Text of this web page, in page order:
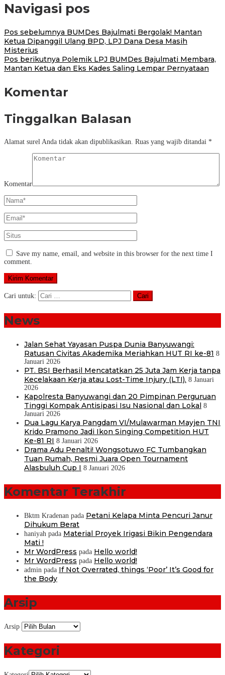
Navigasi pos
Pos sebelumnya BUMDes Bajulmati Bergolak! Mantan
Ketua Dipanggil Ulang BPD, LPJ Dana Desa Masih
Misterius
Pos berikutnya Polemik LPJ BUMDes Bajulmati Membara,
Mantan Ketua dan Eks Kades Saling Lempar Pernyataan
Komentar
Tinggalkan Balasan
Alamat surel Anda tidak akan dipublikasikan. Ruas yang wajib ditandai *
Komentar
Save my name, email, and website in this browser for the next time I
comment.
Cari untuk:
News
Jalan Sehat Yayasan Puspa Dunia Banyuwangi:
Ratusan Civitas Akademika Meriahkan HUT RI ke-81 8
Januari 2026
PT. BSI Berhasil Mencatatkan 25 Juta Jam Kerja tanpa
Kecelakaan Kerja atau Lost-Time Injury (LTI). 8 Januari
2026
Kapolresta Banyuwangi dan 20 Pimpinan Perguruan
Tinggi Kompak Antisipasi Isu Nasional dan Lokal 8
Januari 2026
Dua Lagu Karya Pangdam VI/Mulawarman Mayjen TNI
Krido Pramono Jadi Ikon Singing Competition HUT
Ke-81 RI 8 Januari 2026
Drama Adu Penalti! Wongsotuwo FC Tumbangkan
Tuan Rumah, Resmi Juara Open Tournament
Alasbuluh Cup I 8 Januari 2026
Komentar Terakhir
Bktm Kradenan pada Petani Kelapa Minta Pencuri Janur
Dihukum Berat
haniyah pada Material Proyek Irigasi Bikin Pengendara
Mati !
Mr WordPress pada Hello world!
Mr WordPress pada Hello world!
admin pada If Not Overrated, things ‘Poor’ It’s Good for
the Body
Arsip
Arsip
Kategori